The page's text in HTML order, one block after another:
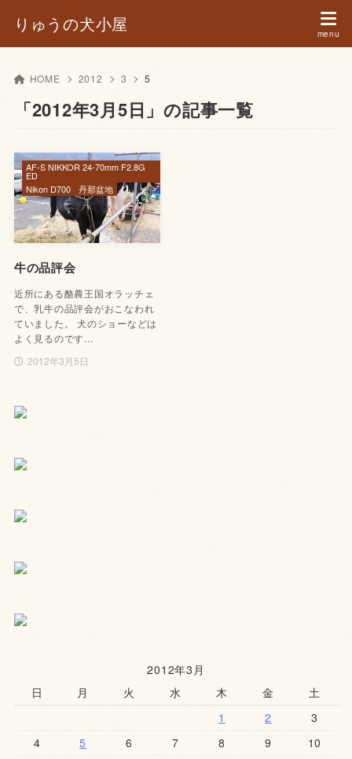
りゅうの犬小屋
HOME 2012 3 5
「2012年3月5日」の記事一覧
牛の品評会
近所にある酪農王国オラッチェ
で、乳牛の品評会がおこなわれ
ていました。 犬のショーなどは
よく見るのです…
2012年3月5日
AF-S NIKKOR 24-70mm F2.8G
ED
Nikon D700
丹那盆地
2012年3月
日
月 火 水 木 金
土
1
2
3
4
5 6 7 8 9
10